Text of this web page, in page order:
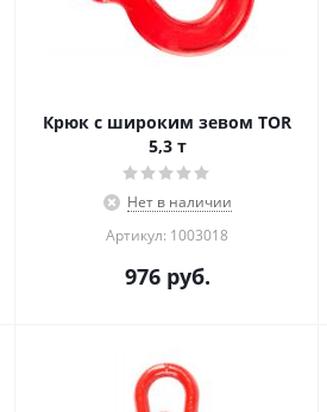
Крюк с широким зевом TOR
5,3 т
Нет в наличии
Артикул: 1003018
976руб.